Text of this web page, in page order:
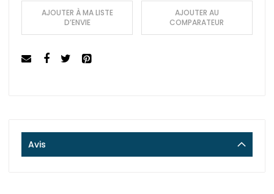
AJOUTER À MA LISTE
D’ENVIE
AJOUTER AU
COMPARATEUR
Avis